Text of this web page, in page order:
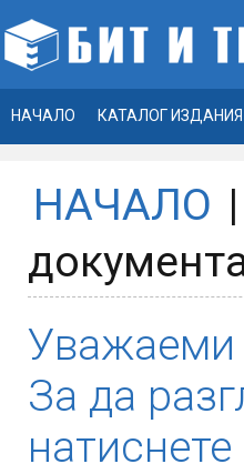
НАЧАЛО КАТАЛОГ ИЗДАНИЯ
НАЧАЛО |
Уважаеми
За да